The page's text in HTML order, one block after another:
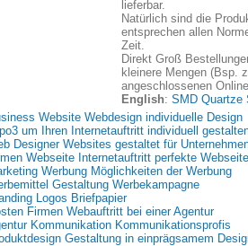
lieferbar.
Natürlich sind die
entsprechen allen
Zeit.
Direkt Groß
kleinere Mengen (Bsp.
angeschlossenen
English: SMD Quartze
Website Webdesign individuelle Design
um Ihren Internetauftritt individuell
Designer Websites gestaltet für
Webseite Internetauftritt perfekte Webseite
Werbung Möglichkeiten der Werbung
Gestaltung Werbekampagne
Logos Briefpapier
Firmen Webauftritt bei einer Agentur
Kommunikation Kommunikationsprofis
Gestaltung in einprägsamem